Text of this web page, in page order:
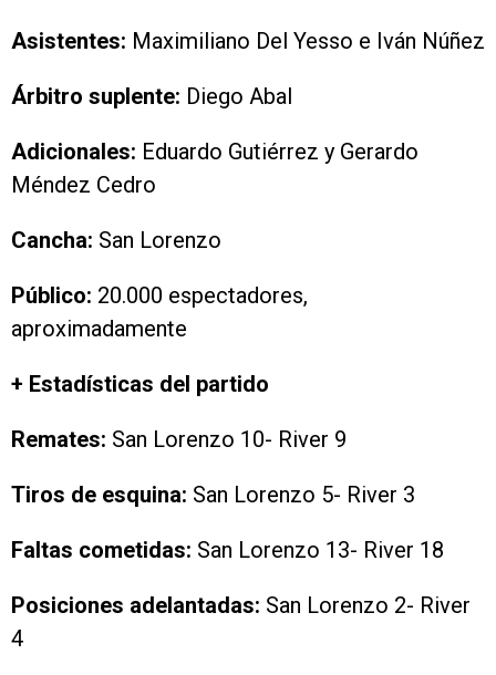
Asistentes: Maximiliano Del Yesso e Iván Núñez
Árbitro suplente: Diego Abal
Adicionales: Eduardo Gutiérrez y Gerardo
Méndez Cedro
Cancha: San Lorenzo
Público: 20.000 espectadores,
aproximadamente
+ Estadísticas del partido
Remates: San Lorenzo 10- River 9
Tiros de esquina: San Lorenzo 5- River 3
Faltas cometidas: San Lorenzo 13- River 18
Posiciones adelantadas: San Lorenzo 2- River
4